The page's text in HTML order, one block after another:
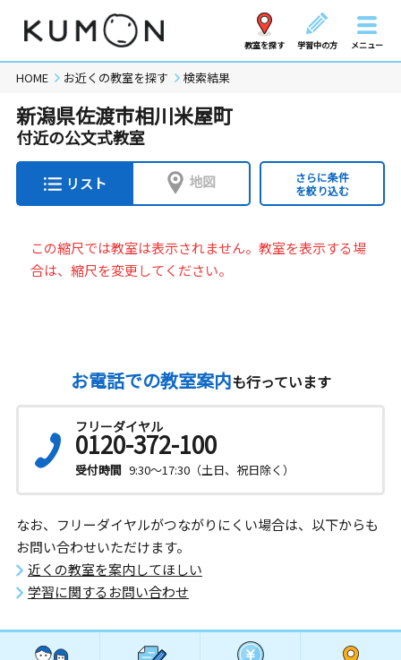
教室を探す 学習中の方 メニュー
HOME お近くの教室を探す 検索結果
新潟県佐渡市相川米屋町
付近の公文式教室
リスト 地図
さらに条件
を絞り込む
この縮尺では教室は表示されません。教室を表示する場
合は、縮尺を変更してください。
お電話での教室案内も行っています
フリーダイヤル
0120-372-100
受付時間 9:30～17:30（土日、祝日除く）
なお、フリーダイヤルがつながりにくい場合は、以下からも
お問い合わせいただけます。
近くの教室を案内してほしい
学習に関するお問い合わせ